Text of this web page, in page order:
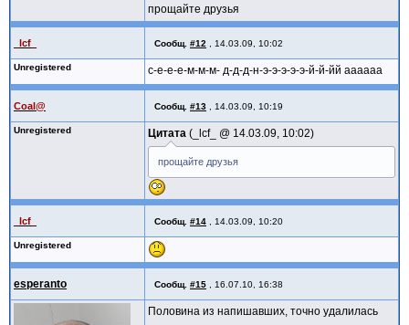
прощайте друзья
_lcf_ Сообщ. #12 14.03.09, 10:02
Unregistered с-е-е-е-м-м-м- д-д-д-н-э-э-э-э-э-й-й-йй аааааа
Coal@ Сообщ. #13 14.03.09, 10:19
Unregistered Цитата _lcf_ @ 14.03.09, 10:02
прощайте друзья
_lcf_ Сообщ. #14 14.03.09, 10:20
Unregistered
esperanto Сообщ. #15 16.07.10, 16:38
Половина из напишавших, точно удалилась